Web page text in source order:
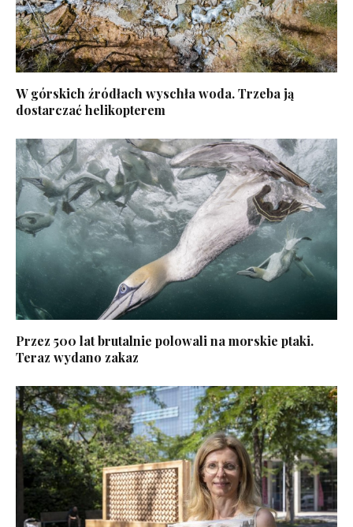
W górskich źródłach wyschła woda. Trzeba ją
dostarczać helikopterem
Przez 500 lat brutalnie polowali na morskie ptaki.
Teraz wydano zakaz